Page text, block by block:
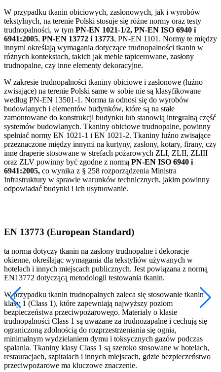
W przypadku tkanin obiciowych, zasłonowych, jak i wyrobów
tekstylnych, na terenie Polski stosuje się różne normy oraz testy
trudnopalności, w tym PN-EN 1021-1/2, PN-EN ISO 6940 i
6941:2005, PN-EN 13772 i 13773, PN-EN 1101 . Normy te między
innymi określają wymagania dotyczące trudnopalności tkanin w
różnych kontekstach, takich jak meble tapicerowane, zasłony
trudnopalne, czy inne elementy dekoracyjne.
W zakresie trudnopalności tkaniny obiciowe i zasłonowe (luźno
zwisające) na terenie Polski same w sobie nie są klasyfikowane
według PN-EN 13501-1. Norma ta odnosi się do wyrobów
budowlanych i elementów budynków, które są na stałe
zamontowane do konstrukcji budynku lub stanowią integralną część
systemów budowlanych. Tkaniny obiciowe trudnopalne, powinny
spełniać normy EN 1021-1 i EN 1021-2. Tkaniny luźno zwisające
przeznaczone między innymi na kurtyny, zasłony, kotary, firany, czy
inne draperie stosowane w strefach pożarowych ZLI, ZLII, ZLIII
oraz ZLV powinny być zgodne z normą PN-EN ISO 6940 i
6941:2005, co wynika z § 258 rozporządzenia Ministra
Infrastruktury w sprawie warunków technicznych, jakim powinny
odpowiadać budynki i ich usytuowanie.
EN 13773 (European Standard)
ta norma dotyczy tkanin na zasłony trudnopalne i dekoracje
okienne, określając wymagania dla tekstyliów używanych w
hotelach i innych miejscach publicznych. Jest powiązana z normą
EN13772 dotyczącą metodologii testowania tkanin.
W przypadku tkanin trudnopalnych zaleca się stosowanie tkanin
klasy 1 (Class 1), które zapewniają najwyższy poziom
bezpieczeństwa przeciwpożarowego. Materiały o klasie
trudnopalności Class 1 są uważane za trudnozapalne i cechują się
ograniczoną zdolnością do rozprzestrzeniania się ognia,
minimalnym wydzielaniem dymu i toksycznych gazów podczas
spalania. Tkaniny klasy Class 1 są szeroko stosowane w hotelach,
restauracjach, szpitalach i innych miejscach, gdzie bezpieczeństwo
przeciwpożarowe ma kluczowe znaczenie.